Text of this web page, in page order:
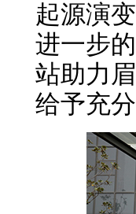
起源演
进一步
站助力
给予充